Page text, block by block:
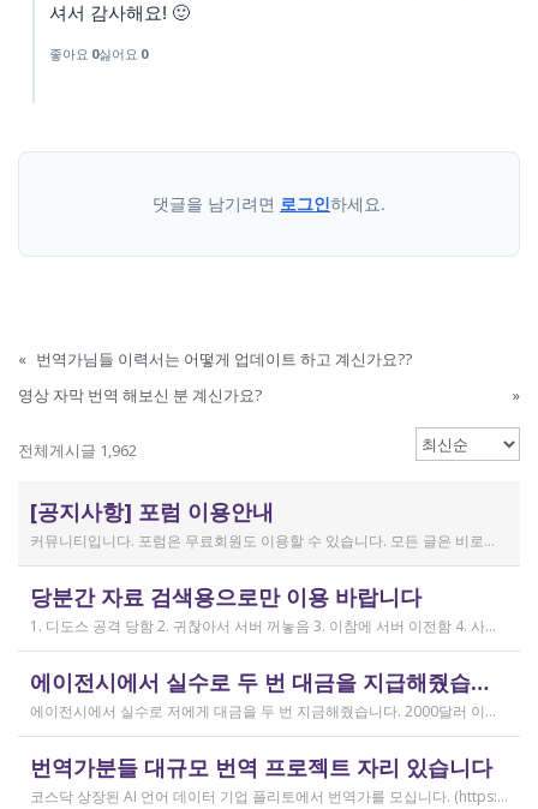
셔서 감사해요! 🙂
좋아요 0싫어요 0
댓글을 남기려면 로그인하세요.
« 번역가님들 이력서는 어떻게 업데이트 하고 계신가요??
영상 자막 번역 해보신 분 계신가요?
»
전체게시글 1,962
[공지사항] 포럼 이용안내
커뮤니티입니다. 포럼은 무료회원도 이용할 수 있습니다. 모든 글은 비로그인 사용자에게도 공개됩니다. 감사합니다.
당분간 자료 검색용으로만 이용 바랍니다
1. 디도스 공격 당함 2. 귀찮아서 서버 꺼놓음 3. 이참에 서버 이전함 4. 사라진 데이터는 없는 것 확인했는데, 일부 DB 설정이 활성화 안됨 5. 고칠 수는 있는데, 저희 집 신생아 협조 필요 6. 신생아가 협조하지 않음 현재 새글 쓰기, 신규 가입, 덧글 달기 등은 막아 두었습니다 언제든 3월 18일 전후 시점으로 롤백될 수 있습니다 디도스 공격은 10평짜리 구녕가게에 사람을 1만명 보내 영업방해를 하는 것과 같은 기법입니다. 왜 디도스 공격을 그렇게까지 열정적으로 하는가? 이것이 심해진 시점이 제가 출산하러 간다고 블라그에 글을 쓴 직후입니다. 적절한 비유인지 모르겠는데 암퇘지도 출산 후에는 도축 안 하지 않나 싶고요 옛날 같으면 이렇게 순하게 살지 않을 것인데, 요새 드는 생각이 좀 있습니다 사람은 노력해 봤자고, 사실 모든 능력치는 정해졌고 발현만 기다리는 것이 전부가 아닐까요 어떤 사람은 노력의 고점이 디도스 공격인 것입니다 그 애미도 한때는 가능성의 김칫국을 사발째 드링킹하며 키웠겠지요 저한테도 이 사이트를 유지할 유인이 있음은 말씀드렸으니 잘 이용해 주시면 그만인 것이고 시간 나시거든 디도스 공격자도 긍휼히 여겨 주시길 바랍니다
작성일
2026.04.15
에이전시에서 실수로 두 번 대금을 지급해줬습니다
에이전시에서 실수로 저에게 대금을 두 번 지금해줬습니다. 2000달러 이상을 두 번 wise로 지급받았습니다;;;; 에이전시에서 wise측으로 중복입금으로 인한 입금 취소 문의를 했는데 불가능하다고 답변을 받았다고 저에게 문의해달라고 하여, 저도 wise에 문의를 했지만, 입금자 정보를 알려준다면 취소 가능한 것 처럼 말하다가 결국 완료된 송금이라 취소가 불가능하다는 답변을 최종 전달받았습니다. 잘 쓰지 않는 계정이라 대금은 그대로 있는데 이 경우 제가 에이전시 계좌로 2000달러를 직접 재송금해도 문제가 없을까요..?? 추후 제 수익으로 잡혀서 세금문제나 기타 다른 사항이 복잡해질 것 같아서 wise에서 취소해주길 간절히 바랬는데ㅜㅜㅜ 이런경험이 있으시다면 어떻게 해결하셨나요ㅠㅠㅠ;;;
작성일
2026.04.04
번역가분들 대규모 번역 프로젝트 자리 있습니다
코스닥 상장된 AI 언어 데이터 기업 플리토에서 번역가를 모십니다. (https://startups.koraia.org/company/297) • 번역할 내용: 일상 대화, 일반 문장 중심의 단문 데이터 (전문지식 불필요) • 참여 프로젝트: 단문 번역(Human Translation) • 모집 언어쌍: 한국어 <> 다국어 • 목적: AI 학습용 데이터셋 구축 • 근무 형태: 재택 근무(학생, 프리랜서 번역가 환영) • 근무방법: Flitto 플랫폼 또는 엑셀 파일을 이용하여 작업 진행 - 파일 1개당 약 9,800단어 (언어쌍별 상이) - 파일 단위로 작업하며 1개만 참여도 가능 (이후 추가 참여 선택 가능) - 파일 1개 번역에 약 3~4일 데드라인 부여 - 파일 1개 번역 시 약 180,000원 ~ 386,000원 수준 (언어쌍별 상이) - 정산은 월 1회 지급 (플리토 정산 기준) - 프로젝트 기간: 약 1~3개월 (자율 참여) ★작업 단가: 한국어 → 스페인어: 9,800단어, 38.4원/단어, 파일 1개 완료 시 약 376,800원 스페인어 → 한국어: 9,800단어, 33.8원/단어, 파일 1개 완료 시 약 331,000원 한국어 → 러시아어: 9,800단어, 26.1원/단어, 파일 1개 완료 시 약 255,000원 한국어 → 중국어(간체): 9,800단어, 23.0원/단어, 파일 1개 완료 시 약 225,000원 중국어(간체) → 한국어: 16,800글자, 18.4원/글자, 파일 1개 완료 시 약 309,000원 한국어 → 중국어(번체): 9,800단어, 26.1원/단어, 파일 1개 완료 시 약 255,000원 중국어(번체) → 한국어: 16,800글자, 23.0원/글자, 파일 1개 완료 시 약 386,000원 한국어 → 베트남어: 9,800단어, 18.4원/단어, 파일 1개 완료 시 약 180,000원 베트남어 → 한국어: 9,800단어, 23.0원/단어, 파일 1개 완료 시 약 225,000원 *실제 업무시 수령 금액은 단가 및 작업량에 따라 위 금액과 차이가 있을 수 있습니다. *플리토 플랫폼(작업 툴) 작업 시 상응하는 포인트로 단가가 지급됩니다. 다음 링크로 신청 부탁드립니다: https://form.jotform.com/253371208518456?source_channel=albamon